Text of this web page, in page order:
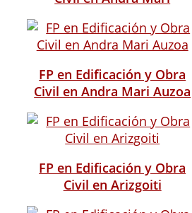
FP en Edificación y Obra
Civil en Andra Mari Auzoa
FP en Edificación y Obra
Civil en Arizgoiti